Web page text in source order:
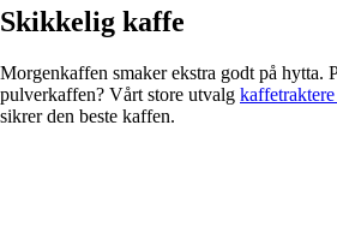
Skikkelig kaffe
Morgenkaffen smaker ekstra godt på hytta.
pulverkaffen? Vårt store utvalg
sikrer den beste kaffen.